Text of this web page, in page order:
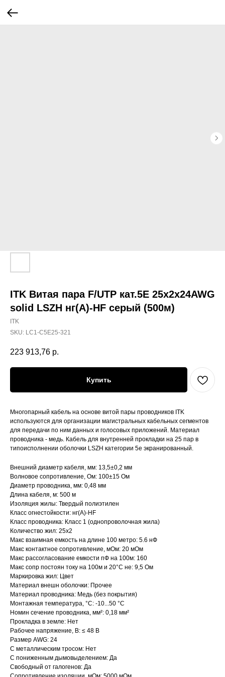
ITK Витая пара F/UTP кат.5E 25х2х24AWG
solid LSZH нг(А)-HF серый (500м)
ITK
SKU: LC1-C5E25-321
223 913,76 р.
Купить
Многопарный кабель на основе витой пары проводников ITK
используются для организации магистральных кабельных сегментов
для передачи по ним данных и голосовых приложений. Материал
проводника - медь. Кабель для внутренней прокладки на 25 пар в
типоисполнении оболочки LSZH категории 5е экранированный.
Внешний диаметр кабеля, мм: 13,5±0,2 мм
Волновое сопротивление, Ом: 100±15 Ом
Диаметр проводника, мм: 0,48 мм
Длина кабеля, м: 500 м
Изоляция жилы: Твердый полиэтилен
Класс огнестойкости: нг(А)-HF
Класс проводника: Класс 1 (однопроволочная жила)
Количество жил: 25x2
Макс взаимная емкость на длине 100 метро: 5.6 нФ
Макс контактное сопротивление, мОм: 20 мОм
Макс рассогласование емкости пФ на 100м: 160
Макс сопр постоян току на 100м и 20°С не: 9,5 Ом
Маркировка жил: Цвет
Материал внешн оболочки: Прочее
Материал проводника: Медь (без покрытия)
Монтажная температура, °C: -10...50 °C
Номин сечение проводника, мм²: 0,18 мм²
Прокладка в земле: Нет
Рабочее напряжение, В: ≤ 48 В
Размер AWG: 24
С металлическим тросом: Нет
С пониженным дымовыделением: Да
Свободный от галогенов: Да